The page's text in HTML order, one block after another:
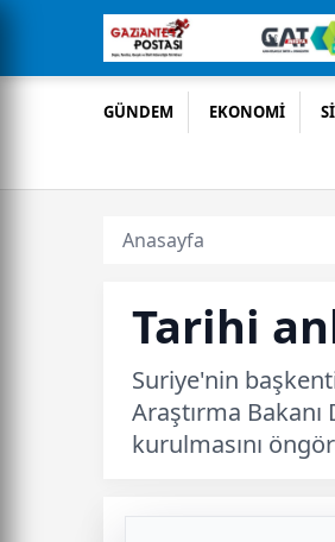
GÜNDEM EKONOMİ
Anasayfa
Tarihi
Suriye'nin
Araştırma
kurulmasını